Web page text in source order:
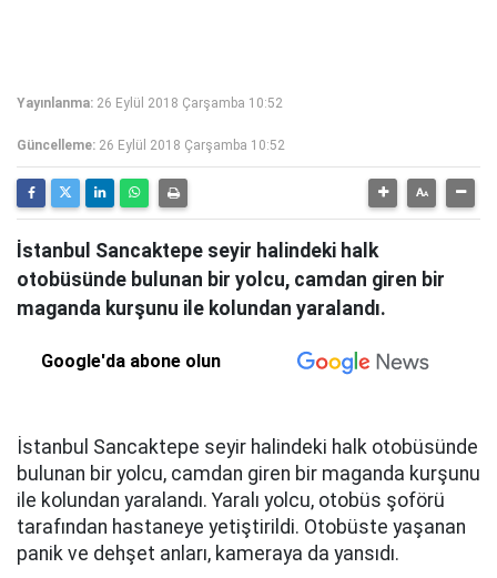
Yayınlanma: 26 Eylül 2018 Çarşamba 10:52
Güncelleme: 26 Eylül 2018 Çarşamba 10:52
İstanbul Sancaktepe seyir halindeki halk
otobüsünde bulunan bir yolcu, camdan giren bir
maganda kurşunu ile kolundan yaralandı.
Google'da abone olun
İstanbul Sancaktepe seyir halindeki halk otobüsünde
bulunan bir yolcu, camdan giren bir maganda kurşunu
ile kolundan yaralandı. Yaralı yolcu, otobüs şoförü
tarafından hastaneye yetiştirildi. Otobüste yaşanan
panik ve dehşet anları, kameraya da yansıdı.